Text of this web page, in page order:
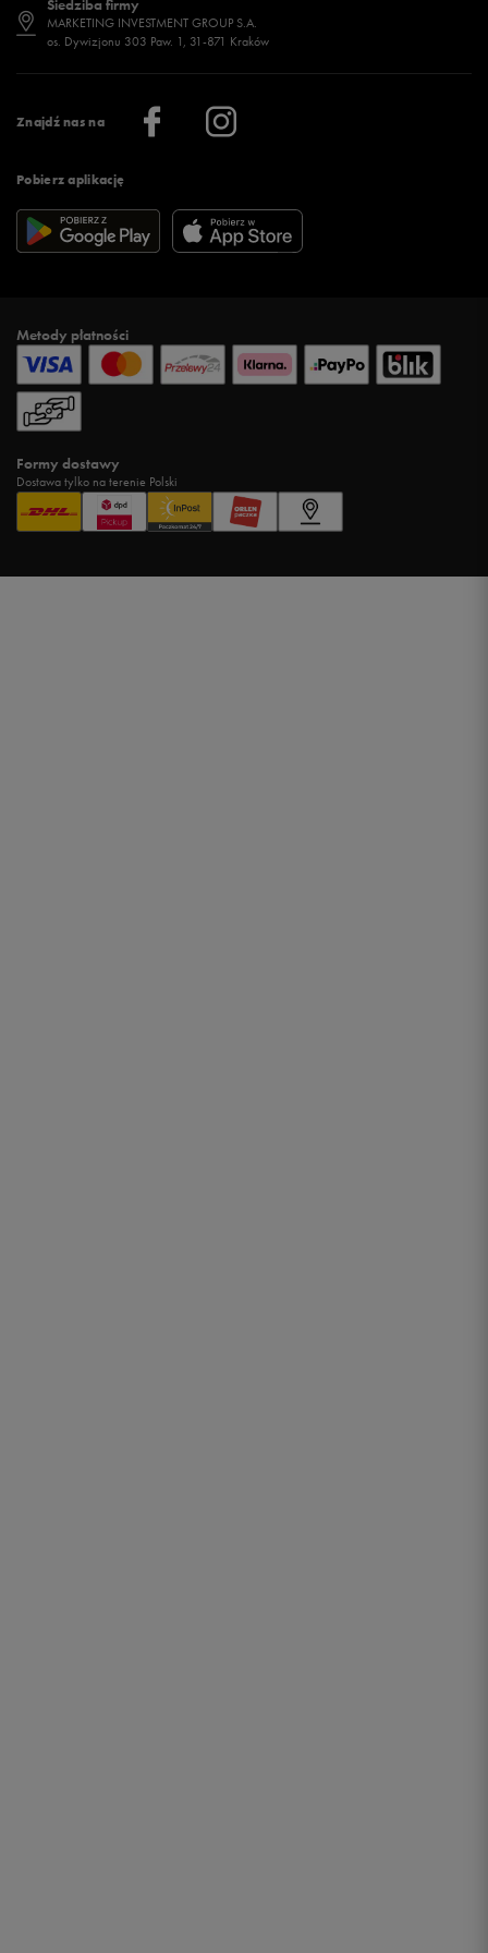
Znajdź nas na
Pobierz aplikację
Regulamin sklepu 50 style
Regulamin aplikacji 50 style
Więcej regulaminów >
Jak wybrać buty na zimę?
Więcej >
Stylizacje damskie
Sklepy stacjonarne
Klub 50 style
Praca
Informacje o firmie
Siedziba firmy
MARKETING INVESTMENT GROUP S.A.
os. Dywizjonu 303 Paw. 1, 31-871 Kraków
Metody płatności
Formy dostawy
Dostawa tylko na terenie Polski